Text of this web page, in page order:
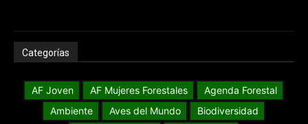
Categorías
AF Joven AF Mujeres Forestales
Agenda Forestal
Ambiente
Aves del Mundo
Biodiversidad